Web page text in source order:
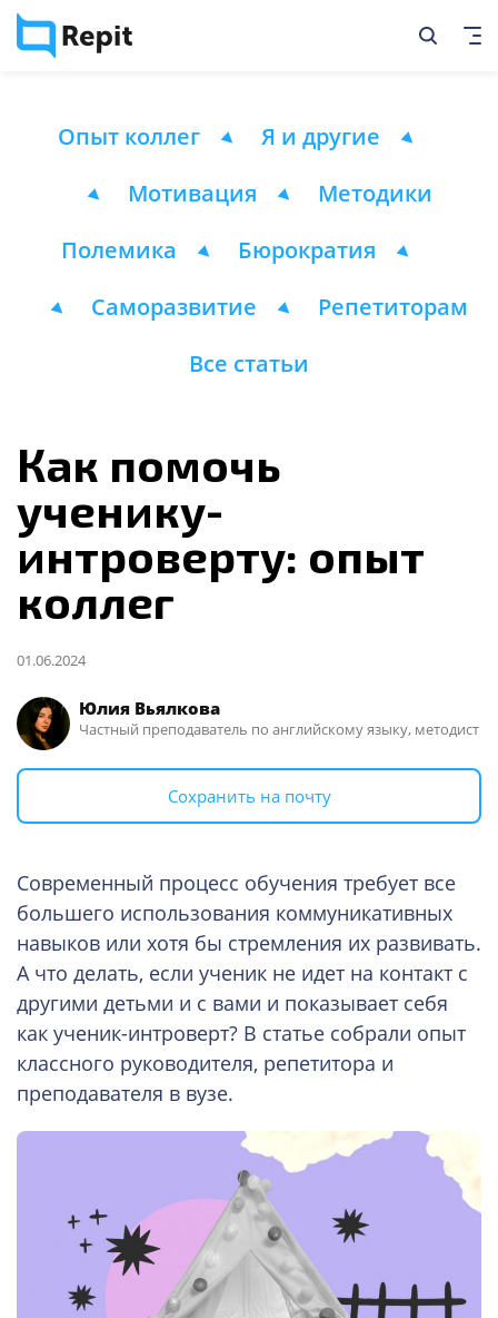
Опыт коллег
Я и другие
Мотивация
Методики
Полемика
Бюрократия
Саморазвитие
Репетиторам
Все статьи
Как помочь
ученику-
интроверту: опыт
коллег
01.06.2024
Юлия Вьялкова
Частный преподаватель по английскому языку, методист
Сохранить на почту
Современный процесс обучения требует все
большего использования коммуникативных
навыков или хотя бы стремления их развивать.
А что делать, если ученик не идет на контакт с
другими детьми и с вами и показывает себя
как ученик-интроверт? В статье собрали опыт
классного руководителя, репетитора и
преподавателя в вузе.